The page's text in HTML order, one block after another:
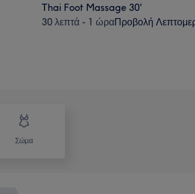
Thai Foot Massage 30'
30 λεπτά - 1 ώραΠροβολή
Σώμα